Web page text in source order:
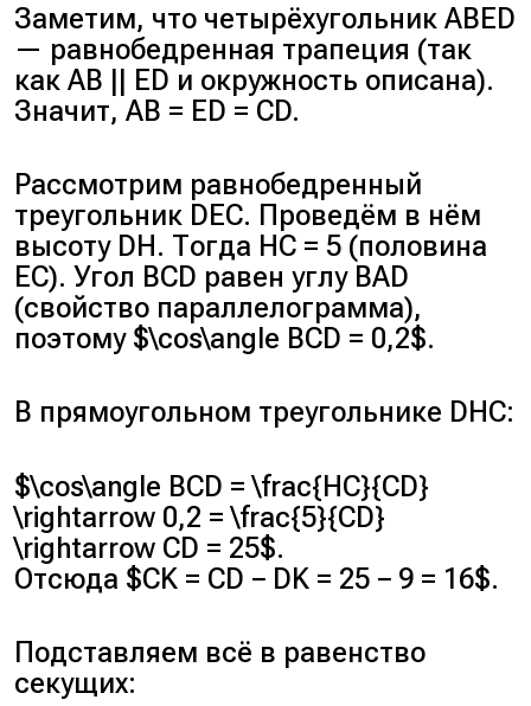
Заметим, что четырёхугольник ABED
— равнобедренная трапеция (так
как AB || ED и окружность описана).
Значит, AB = ED = CD.
Рассмотрим равнобедренный
треугольник DEC. Проведём в нём
высоту DH. Тогда HC = 5 (половина
EC). Угол BCD равен углу BAD
(свойство параллелограмма),
поэтому $\cos\angle BCD = 0,2$.
В прямоугольном треугольнике DHC:
$\cos\angle BCD = \frac{HC}{CD}
\rightarrow 0,2 = \frac{5}{CD}
\rightarrow CD = 25$.
Отсюда $CK = CD − DK = 25 − 9 = 16$.
Подставляем всё в равенство
секущих: